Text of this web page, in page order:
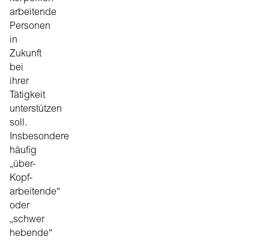
arbeitende
Personen
in
Zukunft
bei
ihrer
Tätigkeit
unterstützen
soll.
Insbesondere
häufig
„über-
Kopf-
arbeitende“
oder
„schwer
hebende“